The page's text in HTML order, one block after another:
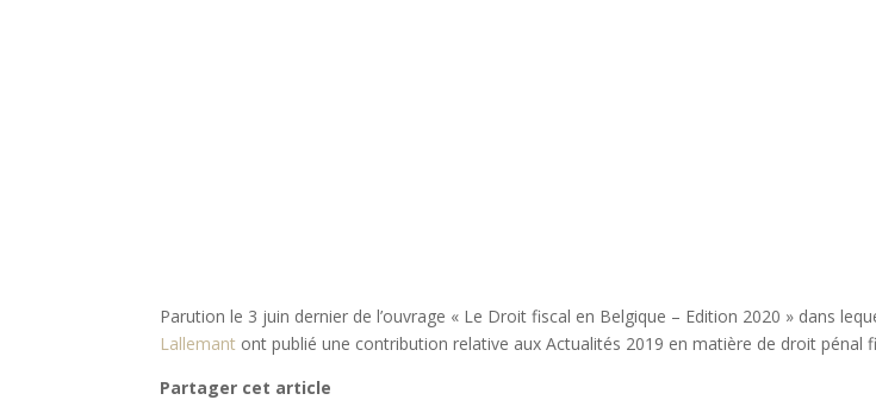
Parution le 3 juin dernier de l’ouvrage « Le Droit fiscal en Belgique – Edition 2020 » dans
Lallemant ont publié une contribution relative aux Actualités 2019 en matière de droit pénal
Partager cet article